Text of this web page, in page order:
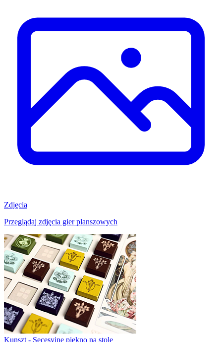
Zdjęcia
Przeglądaj zdjęcia gier planszowych
Kunszt - Secesyjne piękno na stole